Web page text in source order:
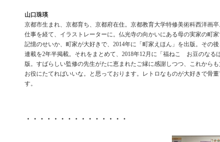
山口珠瑛
京都市生まれ、京都育ち、京都府在住。京都教育大学特修美術科西洋画
仕事を経て、イラストレーターに。仏光寺の向かいにある母の実家の町
記憶のせいか、町家が大好きで、2014年に「町家えほん」を出版。その
連載を2年半掲載。それをまとめて、2018年12月に「福ねこ お豆のなる
版。すばらしい監修の先生がたに恵まれたご縁に感謝しつつ、これから
お役にたてればいいな。と思っております。レトロなものが大好きで骨
す。
・・・・・・・・・・・・・・・